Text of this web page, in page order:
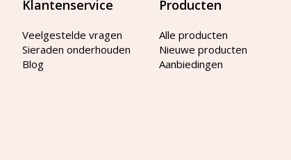
Klantenservice
Veelgestelde vragen
Sieraden onderhouden
Blog
Producten
Alle producten
Nieuwe producten
Aanbiedingen